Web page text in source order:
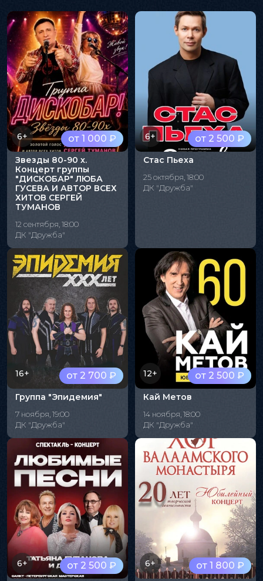
от 1 000 ₽
6+
Звезды 80-90 х.
Концерт группы
"ДИСКОБАР" ЛЮБА
ГУСЕВА И АВТОР ВСЕХ
ХИТОВ СЕРГЕЙ
ТУМАНОВ
12 сентября, 18:00
ДК "Дружба"
от 2 500 ₽
6+
Стас Пьеха
25 октября, 18:00
ДК "Дружба"
от 2 700 ₽
16+
Группа "Эпидемия"
7 ноября, 19:00
ДК "Дружба"
от 2 500 ₽
12+
Кай Метов
14 ноября, 18:00
ДК "Дружба"
от 2 500 ₽
6+ от 1 800 ₽
6+